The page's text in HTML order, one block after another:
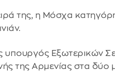
της, η Μόσχα
Εξωτερικών
της Αρμενίας στα δύο